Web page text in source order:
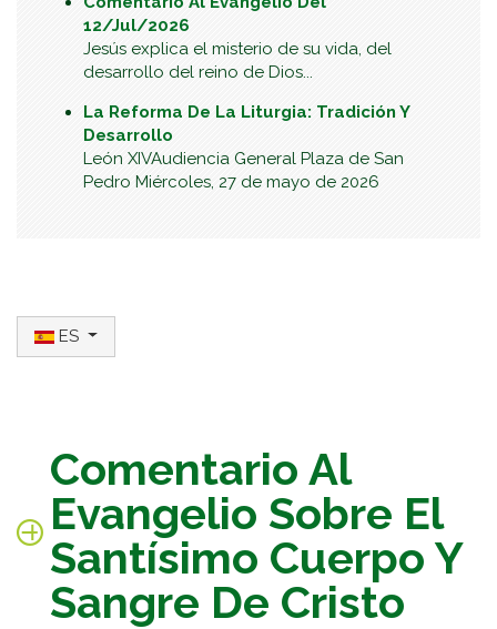
12/Jul/2026
Jesús explica el misterio de su vida, del
desarrollo del reino de Dios...
La Reforma De La Liturgia: Tradición Y
Desarrollo
León XIVAudiencia General Plaza de San
Pedro Miércoles, 27 de mayo de 2026
Seleccione su idioma
ES
Comentario Al
Evangelio Sobre El
Santísimo Cuerpo Y
Sangre De Cristo